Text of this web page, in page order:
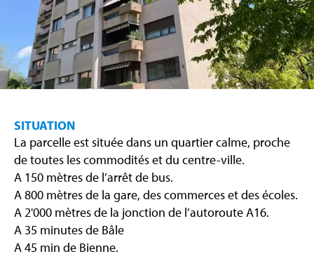
SITUATION
La parcelle est située dans un quartier calme, proche
de toutes les commodités et du centre-ville.
A 150 mètres de l’arrêt de bus.
A 800 mètres de la gare, des commerces et des écoles.
A 2'000 mètres de la jonction de l’autoroute A16.
A 35 minutes de Bâle
A 45 min de Bienne.